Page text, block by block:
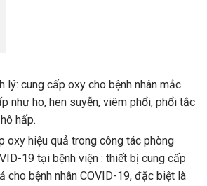
lý: cung cấp oxy cho bệnh nhân mắc
như ho, hen suyễn, viêm phổi, phổi tắc
hấp.
oxy hiệu quả trong công tác phòng
19 tại bệnh viện : thiết bị cung cấp
cho bệnh nhân COVID-19, đặc biệt là